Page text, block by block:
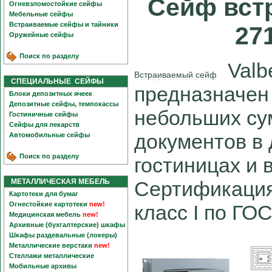
Огневзломостойкие сейфы
Мебельные сейфы
Встраиваемые сейфы и тайники
Оружейные сейфы
Поиск по разделу
СПЕЦИАЛЬНЫЕ СЕЙФЫ
Блоки депозитных ячеек
Депозитные сейфы, темпокассы
Гостиничные сейфы
Сейфы для лекарств
Автомобильные сейфы
Поиск по разделу
МЕТАЛЛИЧЕСКАЯ МЕБЕЛЬ
Картотеки для бумаг
Огнестойкие картотеки new!
Медицинская мебель new!
Архивные (бухгалтерские) шкафы
Шкафы раздевальные (локеры)
Металлические верстаки new!
Стеллажи металлические
Мобильные архивы
Сейф
Встраиваемый сейф
небольших
документов
гостиницах и
класс I по